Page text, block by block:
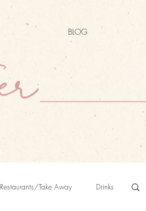
BLOG
Restaurants/Take Away Drinks